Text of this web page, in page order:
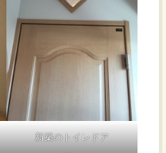
新築のトイレドア